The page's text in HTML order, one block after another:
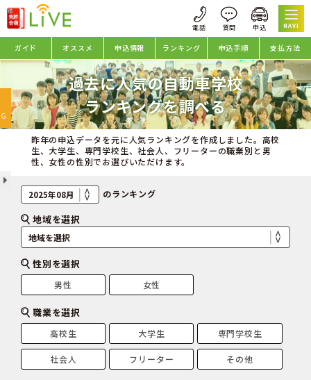
NAVI
ガイド オススメ 申込情報 ランキング 申込手順 支払方法
過去に人気の自動車学校
ランキングを調べる
昨年の申込データを元に人気ランキングを作成しました。高校
生、大学生、専門学校生、社会人、フリーターの職業別と男
性、女性の性別でお選びいただけます。
のランキング
地域を選択
性別を選択
男性 女性
職業を選択
高校生 大学生 専門学校生
社会人 フリーター その他